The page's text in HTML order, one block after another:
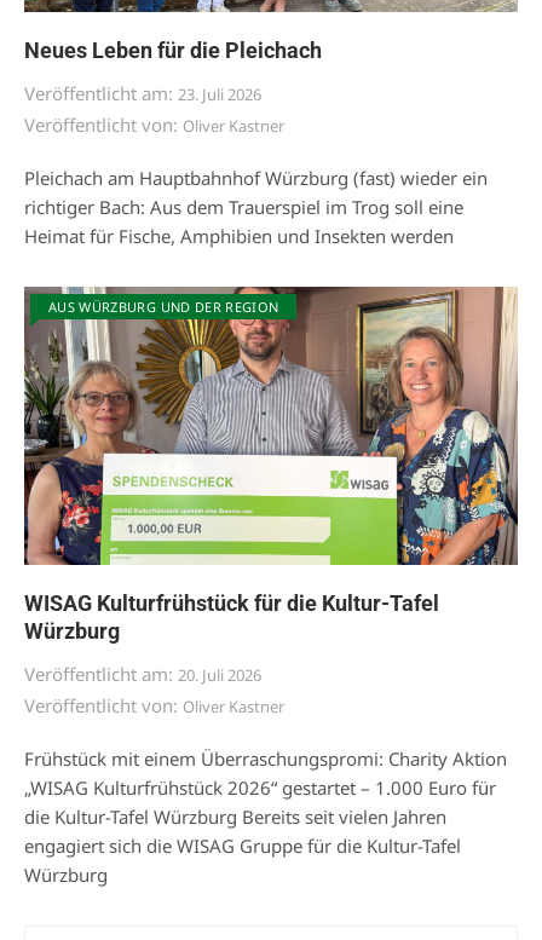
Neues Leben für die Pleichach
Veröffentlicht am: 23. Juli 2026
Veröffentlicht von: Oliver Kastner
Pleichach am Hauptbahnhof Würzburg (fast) wieder ein
richtiger Bach: Aus dem Trauerspiel im Trog soll eine
Heimat für Fische, Amphibien und Insekten werden
AUS WÜRZBURG UND DER REGION
WISAG Kulturfrühstück für die Kultur-Tafel
Würzburg
Veröffentlicht am: 20. Juli 2026
Veröffentlicht von: Oliver Kastner
Frühstück mit einem Überraschungspromi: Charity Aktion
„WISAG Kulturfrühstück 2026“ gestartet – 1.000 Euro für
die Kultur-Tafel Würzburg Bereits seit vielen Jahren
engagiert sich die WISAG Gruppe für die Kultur-Tafel
Würzburg